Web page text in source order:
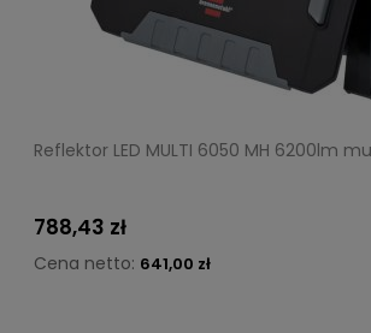
Reflektor LED MULTI 6050 MH 6200lm
788,43 zł
Cena netto: 641,00 zł